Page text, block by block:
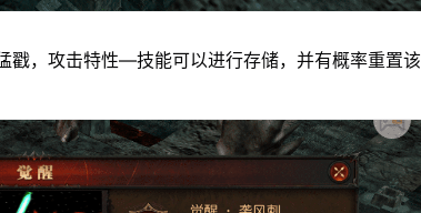
戳，攻击特性—技能可以进行存储，并有概率重置该